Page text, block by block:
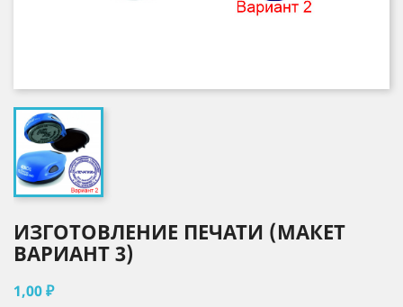
ИЗГОТОВЛЕНИЕ ПЕЧАТИ (МАКЕТ
ВАРИАНТ 3)
1,00 ₽